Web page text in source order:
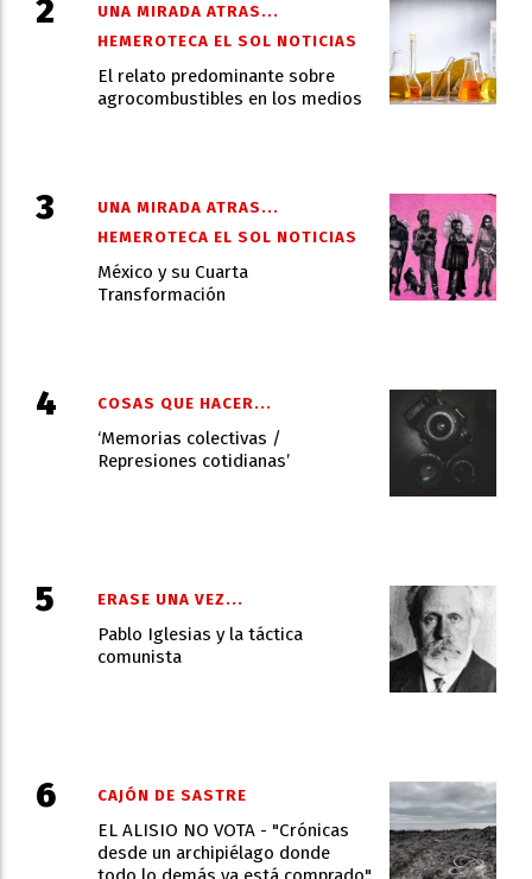
El relato predominante sobre
agrocombustibles en los medios
UNA MIRADA ATRAS...
HEMEROTECA EL SOL NOTICIAS
México y su Cuarta
Transformación
UNA MIRADA ATRAS...
HEMEROTECA EL SOL NOTICIAS
‘Memorias colectivas /
Represiones cotidianas’
COSAS QUE HACER...
Pablo Iglesias y la táctica
comunista
ERASE UNA VEZ...
EL ALISIO NO VOTA - "Crónicas
desde un archipiélago donde
CAJÓN DE SASTRE